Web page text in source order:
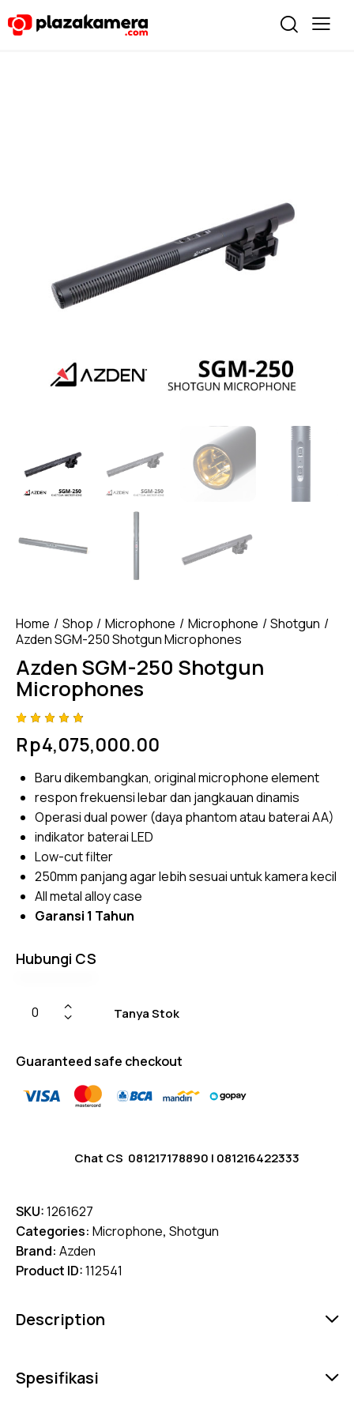
Home Shop Microphone Microphone
Shotgun
Azden SGM-250 Shotgun Microphones
Azden SGM-250 Shotgun
Microphones
4.75out
of 5
on
er
ratings
Rp4,075,000.00
Baru dikembangkan, original microphone element
respon frekuensilebar dan jangkauan dinamis
Operasi dual power (daya phantom atau baterai AA)
indikator baterai LED
Low-cut filter
250mm panjangagar lebih sesuaiuntukkamerakecil
All metal alloy case
Garansi 1 Tahun
Hubungi CS
Tanya Stok
Guaranteed safe checkout
Chat CS 081217178890 | 081216422333
SKU:1261627
Categories: Microphone, Shotgun
Brand: Azden
Product ID:112541
Description
Spesifikasi